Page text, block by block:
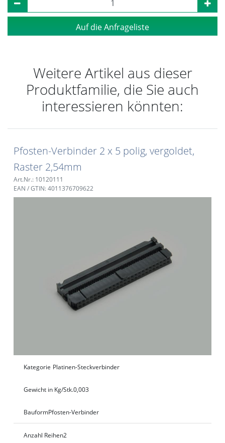
Auf die Anfrageliste
Weitere Artikel aus dieser
Produktfamilie, die Sie auch
interessieren könnten:
Pfosten-Verbinder 2 x 5 polig, vergoldet,
Raster 2,54mm
Art.Nr.: 10120111
EAN / GTIN: 4011376709622
Kategorie Platinen-Steckverbinder
Gewicht in Kg/Stk.0,003
BauformPfosten-Verbinder
Anzahl Reihen2